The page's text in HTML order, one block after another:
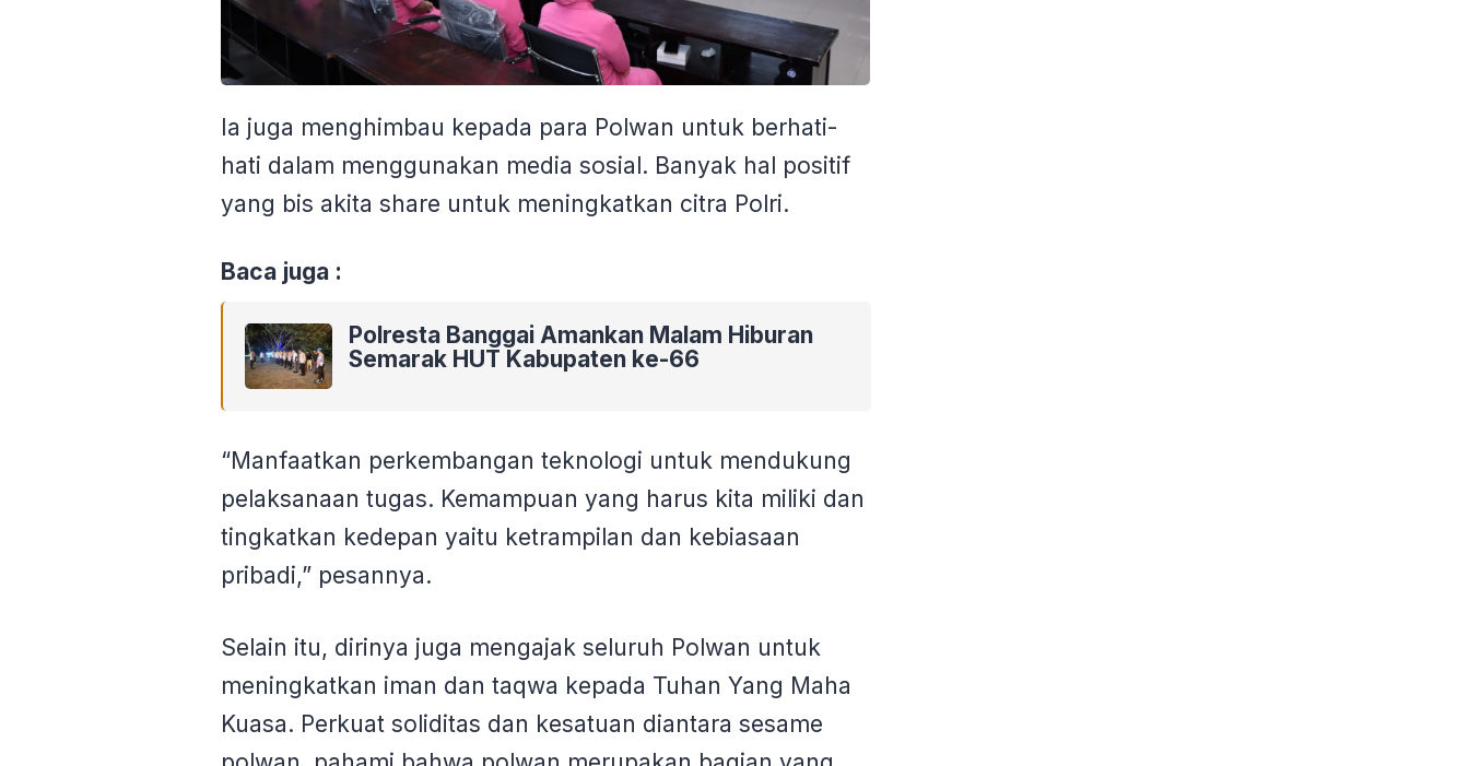
Ia juga menghimbau kepada para Polwan untuk berhati-
hati dalam menggunakan media sosial. Banyak hal positif
yang bis akita share untuk meningkatkan citra Polri.
Baca juga :
Polresta Banggai Amankan Malam Hiburan
Semarak HUT Kabupaten ke-66
“Manfaatkan perkembangan teknologi untuk mendukung
pelaksanaan tugas. Kemampuan yang harus kita miliki dan
tingkatkan kedepan yaitu ketrampilan dan kebiasaan
pribadi,” pesannya.
Selain itu, dirinya juga mengajak seluruh Polwan untuk
meningkatkan iman dan taqwa kepada Tuhan Yang Maha
Kuasa. Perkuat soliditas dan kesatuan diantara sesame